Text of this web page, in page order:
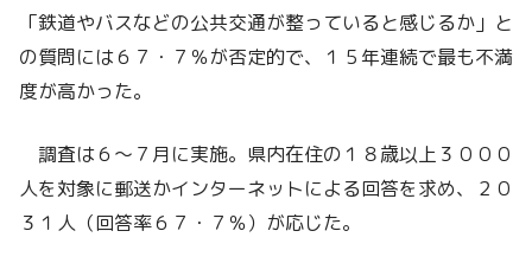
「鉄道やバスなどの公共交通が整っていると感じるか」と
の質問には６７・７％が否定的で、１５年連続で最も不満
度が高かった。
調査は６～７月に実施。県内在住の１８歳以上３０００
人を対象に郵送かインターネットによる回答を求め、２０
３１人（回答率６７・７％）が応じた。